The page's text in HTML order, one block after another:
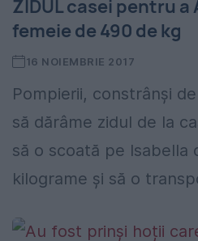
ZIDUL casei pentru a
femeie de 490 de kg
16 NOIEMBRIE 2017
Pompierii, constrânşi
să dărâme zidul de la
să o scoată pe Isabella
kilograme şi să o